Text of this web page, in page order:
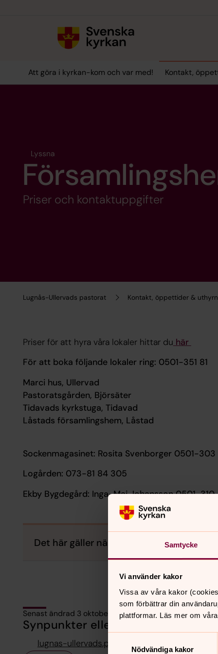
Samtycke
Vi använder kakor
Vissa av våra kakor
som förbättrar din
plattformar. Läs mer om
Nödvändiga kakor
Att göra i kyrkan-kom och var med! Kontakt,
Lugnås-Ullervads pastorat Kontakt, öppettider &
Lyssna
Priser och kontaktuppgifter
Priser för att hyra våra lokaler hittar du här
För att boka följande lokaler ring: 0501-351 81
Marci hus, Ullervad
Pastoratsgården, Björsäter
Tidavads kyrkstuga, Tidavad
Låstads församlingshem, Låstad
Sockenmagasinet: Rosita Svenborger 0501-303
Logården: 073-81 84 305
Ekby Bygdegård: Inga-Maj Johansson 0501-310
Det här gäller när du bokar en av våra
Senast ändrad 3 oktober 2024
Synpunkter eller frågor på sidans
lugnas-ullervads.pastorat@svenskakyrkan.se